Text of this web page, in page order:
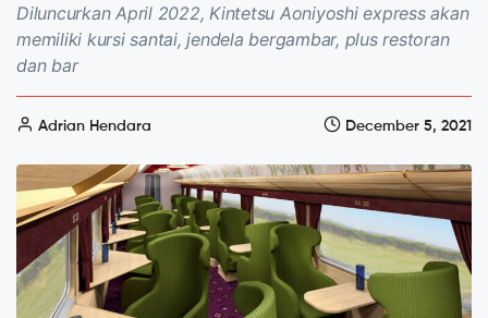
Diluncurkan April 2022, Kintetsu Aoniyoshi express akan
memiliki kursi santai, jendela bergambar, plus restoran
dan bar
Adrian Hendara December 5, 2021